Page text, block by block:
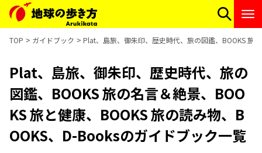
TOP ガイドブック Plat、島旅、御朱印、歴史時代、旅の図鑑、BOOKS 旅
Plat、島旅、御朱印、歴史時代、旅の
図鑑、BOOKS 旅の名言＆絶景、BOO
KS 旅と健康、BOOKS 旅の読み物、B
OOKS、D-Booksのガイドブック一覧